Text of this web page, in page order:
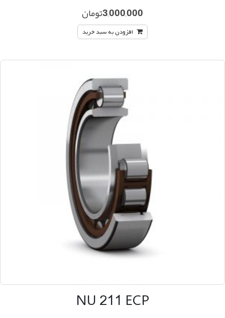
3,000,000تومان
افزودن به سبد خرید
NU 211 ECP